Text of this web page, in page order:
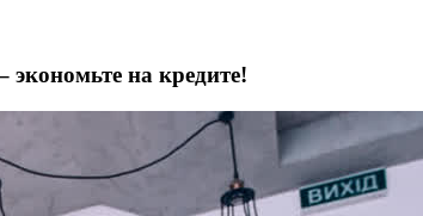
на кредите!